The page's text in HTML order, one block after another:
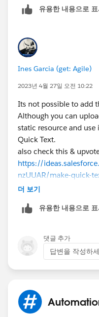
유용한 내용으로
Ines Garcia (get: Agile)
2023년 4월 27일 오전 10:22
Its not possible to add
Although you can
static resource and
Quick Text.
also check this &
https://
nzUUAR/make-quick-
commentsallow-
Quick Text
더 보기
유용한 내용으로
댓글 추가
답변을 작성하